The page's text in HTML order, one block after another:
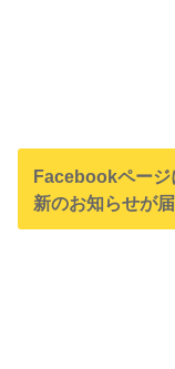
Facebookページ
新のお知らせが届